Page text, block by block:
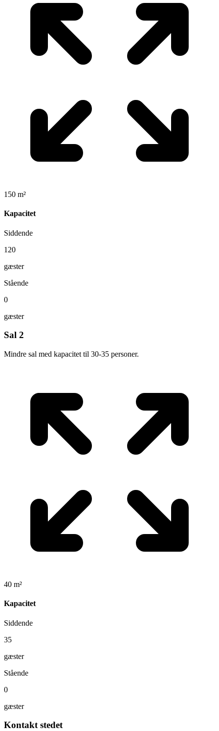
150 m²
Kapacitet
Siddende
120
gæster
Stående
0
gæster
Sal 2
Mindre sal med kapacitet til 30-35 personer.
40 m²
Kapacitet
Siddende
35
gæster
Stående
0
gæster
Kontakt stedet